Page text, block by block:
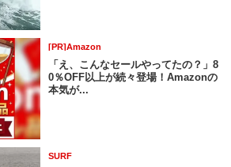
[PR]Amazon
「え、こんなセールやってたの？」8
0％OFF以上が続々登場！Amazonの
本気が...
SURF